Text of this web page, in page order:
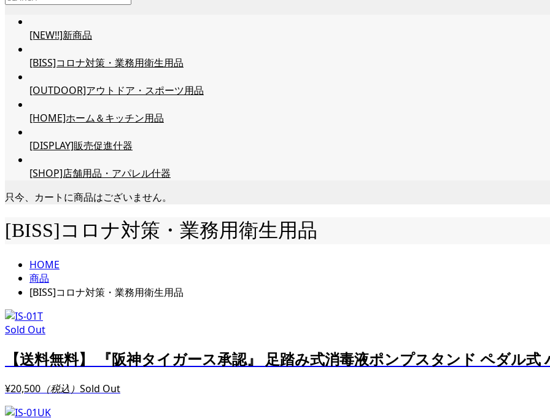
[NEW!!]新商品
[BISS]コロナ対策・業務用衛生用品
[OUTDOOR]アウトドア・スポーツ用品
[HOME]ホーム＆キッチン用品
[DISPLAY]販売促進什器
[SHOP]店舗用品・アパレル什器
只今、カートに商品はございません。
[BISS]コロナ対策・業務用衛生用品
HOME
商品
[BISS]コロナ対策・業務用衛生用品
Sold Out
【送料無料】 『阪神タイガース承認』 足踏み式消毒液ポンプスタンド ペダル
¥20,500 （税込） Sold Out